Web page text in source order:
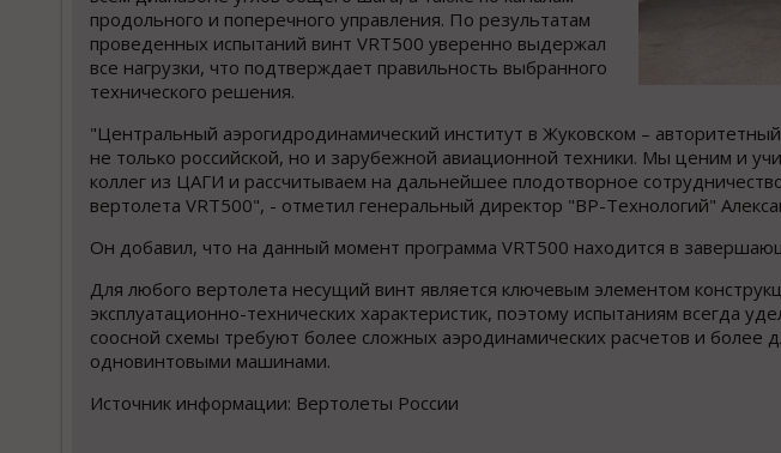
продольного и поперечного управления. По результатам
проведенных испытаний винт VRT500 уверенно выдержал
все нагрузки, что подтверждает правильность выбранного
технического решения.
"Центральный аэрогидродинамический институт в Жуковском –
не только российской, но и зарубежной авиационной техники. Мы ценим и
коллег из ЦАГИ и рассчитываем на дальнейшее плодотворное
вертолета VRT500", - отметил генеральный директор "ВР-Технологий"
Он добавил, что на данный момент программа VRT500 находится в
Для любого вертолета несущий винт является ключевым элементом
эксплуатационно-технических характеристик, поэтому испытаниям всегда
соосной схемы требуют более сложных аэродинамических расчетов и более
одновинтовыми машинами.
Источник информации: Вертолеты России